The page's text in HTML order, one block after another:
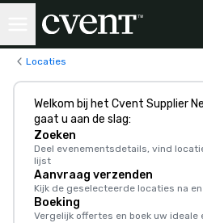
Locaties
Welkom bij het Cvent Supplier
gaat u aan de slag:
Zoeken
Deel evenementsdetails, vind
lijst
Aanvraag verzenden
Kijk de geselecteerde locaties na
Boeking
Vergelijk offertes en boek uw